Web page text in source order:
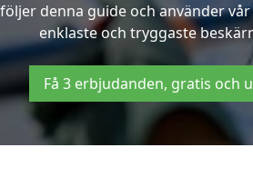
följer denna guide och använder
enklaste och tryggaste
Få 3 erbjudanden, gratis och